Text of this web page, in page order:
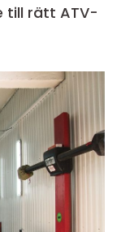
till rätt ATV-